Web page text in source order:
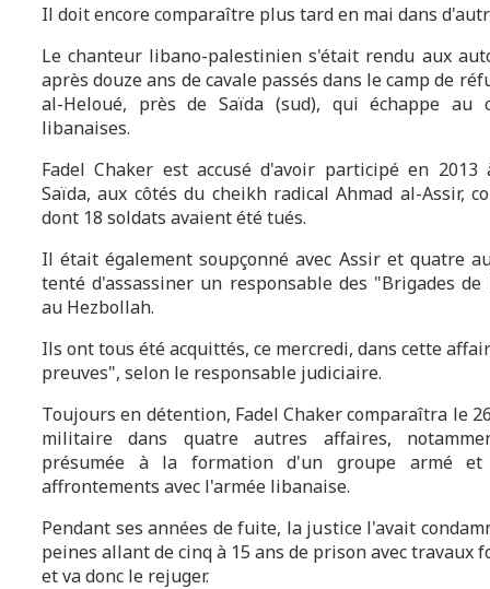
Il doit encore comparaître plus tard en mai dans
Le chanteur libano-palestinien s'était rendu aux
après douze ans de cavale passés dans le camp de
al-Heloué, près de Saïda (sud), qui échappe au
libanaises.
Fadel Chaker est accusé d'avoir participé en
Saïda, aux côtés du cheikh radical Ahmad al-Assir,
dont 18 soldats avaient été tués.
Il était également soupçonné avec Assir et quatre
tenté d'assassiner un responsable des "Brigades
au Hezbollah.
Ils ont tous été acquittés, ce mercredi, dans cette
preuves", selon le responsable judiciaire.
Toujours en détention, Fadel Chaker comparaîtra le
militaire dans quatre autres affaires,
présumée à la formation d'un groupe armé
affrontements avec l'armée libanaise.
Pendant ses années de fuite, la justice l'avait
peines allant de cinq à 15 ans de prison avec travaux
et va donc le rejuger.